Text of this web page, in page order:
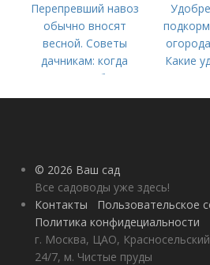
Перепревший навоз
обычно вносят
весной. Советы
дачникам: когда
вносить удобрение
— весной или осенью
Какие
© 2026 Ваш сад
Все садоводы уже здесь!
Контакты
Пользовательское
Политика конфидециальности
г. Москва, ЦАО,
24/7, м. Чистые пруды